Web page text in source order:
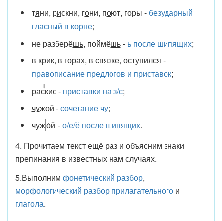
тяни, рискни, гони, поют, горы - безударный
гласный в корне;
не разберёшь, поймёшь- ь после шипящих;
в крик, в горах, в связке, оступился -
правописание предлогов и приставок;
раскис - приставки на з/с;
чужой -сочетание чу;
чужо́й -о/е/ё после шипящих.
4. Прочитаем текст ещё раз и объясним знаки
препинания в известных нам случаях.
5.Выполним фонетический разбор,
морфологический разбор прилагательного и
глагола.